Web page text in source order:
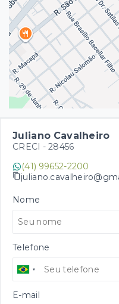
Juliano Cavalheiro
CRECI - 28456
(41) 99652-2200
Nome
Telefone
E-mail